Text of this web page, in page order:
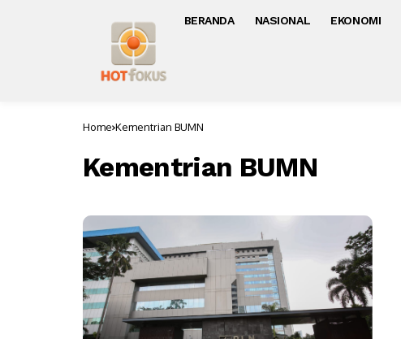
BERANDA NASIONAL EKONOMI
Home Kementrian BUMN
Kementrian BUMN